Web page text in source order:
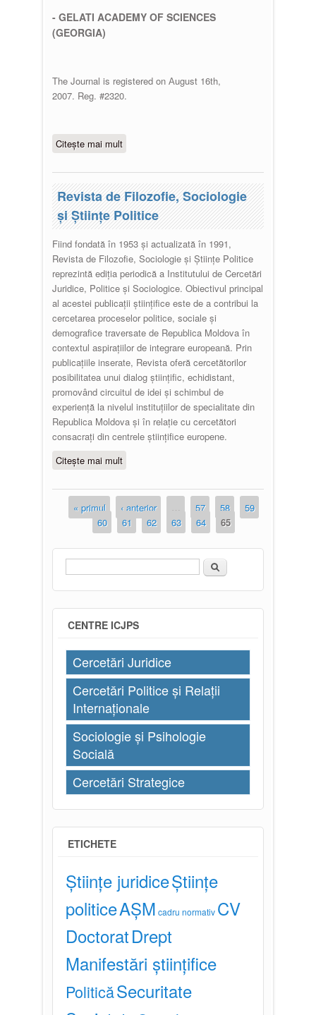
- GELATI ACADEMY OF SCIENCES
(GEORGIA)
The Journal is registered on Аugust 16th,
2007. Reg. #2320.
Citește mai multdespre Revista Law and Politology
Revista de Filozofie, Sociologie
şi Ştiinţe Politice
Fiind fondată în 1953 și actualizată în 1991,
Revista de Filozofie, Sociologie şi Ştiinţe Politice
reprezintă ediţia periodică a Institutului de Cercetări
Juridice, Politice și Sociologice. Obiectivul principal
al acestei publicații științifice este de a contribui la
cercetarea proceselor politice, sociale și
demografice traversate de Republica Moldova în
contextul aspiraţiilor de integrare europeană. Prin
publicațiile inserate, Revista oferă cercetătorilor
posibilitatea unui dialog ştiinţific, echidistant,
promovând circuitul de idei și schimbul de
experiență la nivelul instituțiilor de specialitate din
Republica Moldova și în relație cu cercetători
consacrați din centrele științifice europene.
Citește mai multdespre Revista de Filozofie,
Pagini
« primul ‹ anterior … 57 58
59
60
61 62 63 64 65
Formular de căutare
Căutare
CENTRE ICJPS
Cercetări Juridice
Cercetări Politice și Relații
Internaționale
Sociologie și Psihologie
Socială
Cercetări Strategice
ETICHETE
Științe juridiceȘtiințe
politiceAȘM cadru normativ CV
DoctoratDrept
Manifestări științifice
PoliticăSecuritate